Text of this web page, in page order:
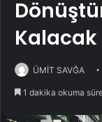
ÜMİT SAVĞA
1 dakika okuma